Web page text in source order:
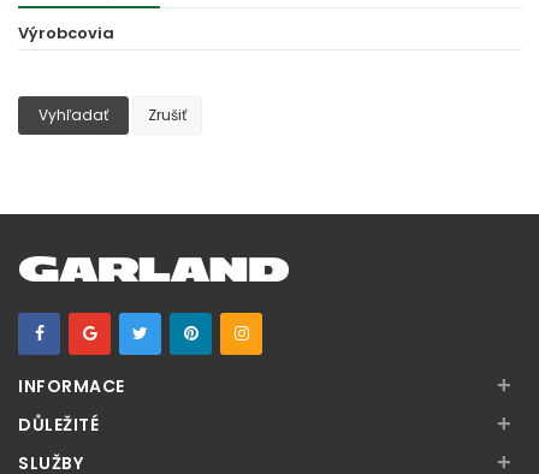
Výrobcovia
Vyhľadať Zrušiť
INFORMACE +
DŮLEŽITÉ +
SLUŽBY +